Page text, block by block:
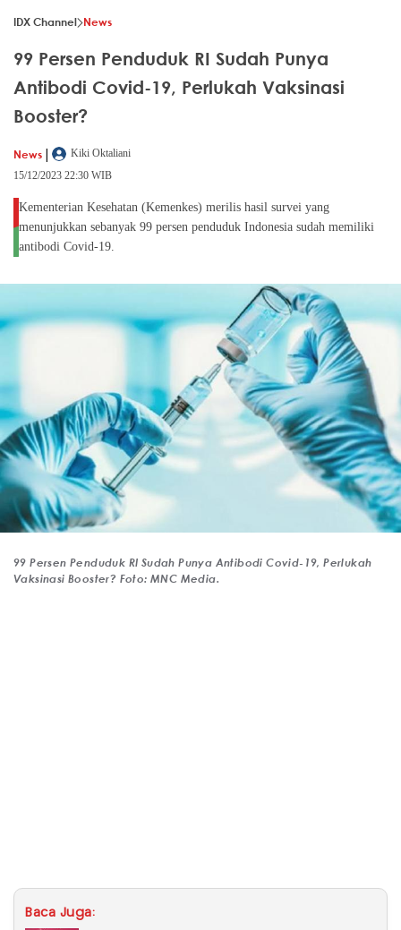
IDX Channel News
99 Persen Penduduk RI Sudah Punya
Antibodi Covid-19, Perlukah Vaksinasi
Booster?
News |
Kiki Oktaliani
15/12/2023 22:30 WIB
Kementerian Kesehatan (Kemenkes) merilis hasil survei yang
menunjukkan sebanyak 99 persen penduduk Indonesia sudah memiliki
antibodi Covid-19.
99 Persen Penduduk RI Sudah Punya Antibodi Covid-19, Perlukah
Vaksinasi Booster? Foto: MNC Media.
Baca Juga: